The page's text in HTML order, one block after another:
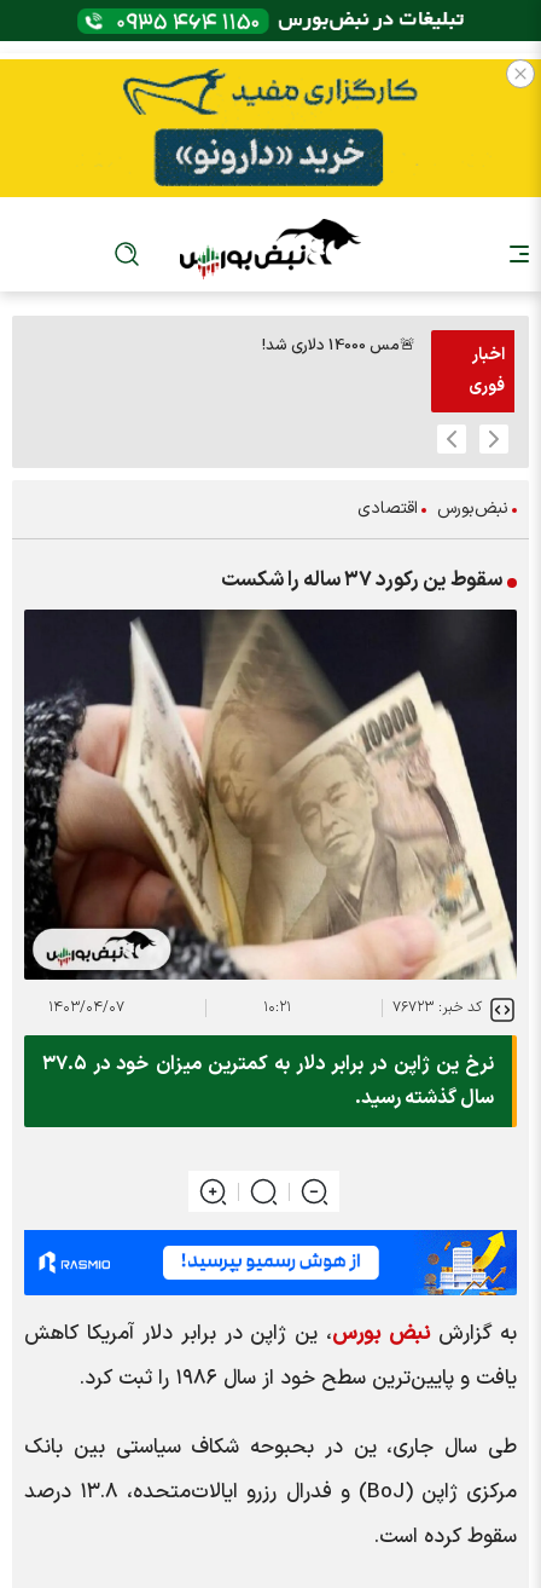
اخبار
فوری
🚨مس 14000 دلاری شد!
نبض‌بورس اقتصادی
سقوط ین رکورد ۳۷ ساله را شکست
کد خبر: ۷۶۷۲۳ ۱۰:۲۱ ۱۴۰۳/۰۴/۰۷
نرخ ین ژاپن در برابر دلار به کمترین میزان خود در ۳۷.۵
سال گذشته رسید.
به گزارشنبض بورس، ین ژاپن در برابر دلار آمریکا کاهش
یافت و پایین‌ترین سطح خود از سال ۱۹۸۶ را ثبت کرد.
طی سال جاری، ین در بحبوحه شکاف سیاستی بین بانک
مرکزی ژاپن (BoJ) و فدرال رزرو ایالات‌متحده، ۱۳.۸ درصد
سقوط کرده است.